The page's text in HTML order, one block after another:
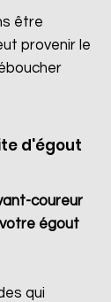
être
provenir le
d'égout
coureur
égout
qui